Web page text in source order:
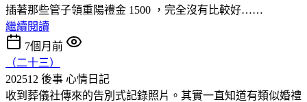
插著那些管子領重陽禮金 1500 ，完全沒有比較好……
繼續閱讀
7個月前
（二十三）
202512 後事 心情日記
收到葬儀社傳來的告別式記錄照片。其實一直知道有類似婚禮